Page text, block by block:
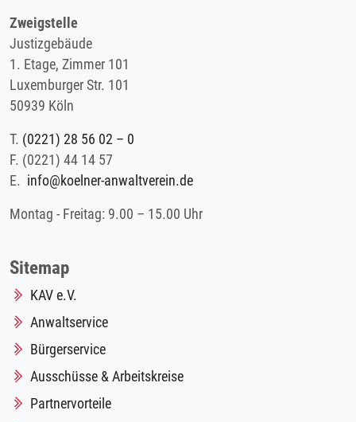
Zweigstelle
Justizgebäude
1. Etage, Zimmer 101
Luxemburger Str. 101
50939 Köln
T. (0221) 28 56 02 – 0
F. (0221) 44 14 57
E. info@koelner-anwaltverein.de
Montag - Freitag: 9.00 – 15.00 Uhr
Sitemap
KAV e.V.
Anwaltservice
Bürgerservice
Ausschüsse & Arbeitskreise
Partnervorteile